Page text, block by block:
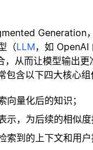
Generation
（LLM，如 OpenAI
，从而让模型输出
含以下四大核心组
向量化后的知识；
，为后续的相似度
到的上下文和用户